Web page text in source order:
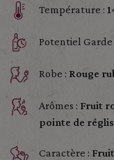
Température :
Potentiel Garde
Robe : Rouge
Arômes : Fruit
pointe de
Caractère :